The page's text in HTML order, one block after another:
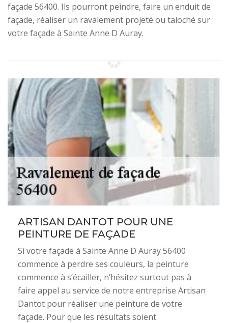
façade 56400. Ils pourront peindre, faire un enduit de
façade, réaliser un ravalement projeté ou taloché sur
votre façade à Sainte Anne D Auray.
ARTISAN DANTOT POUR UNE
PEINTURE DE FAÇADE
Si votre façade à Sainte Anne D Auray 56400
commence à perdre ses couleurs, la peinture
commence à s’écailler, n’hésitez surtout pas à
faire appel au service de notre entreprise Artisan
Dantot pour réaliser une peinture de votre
façade. Pour que les résultats soient